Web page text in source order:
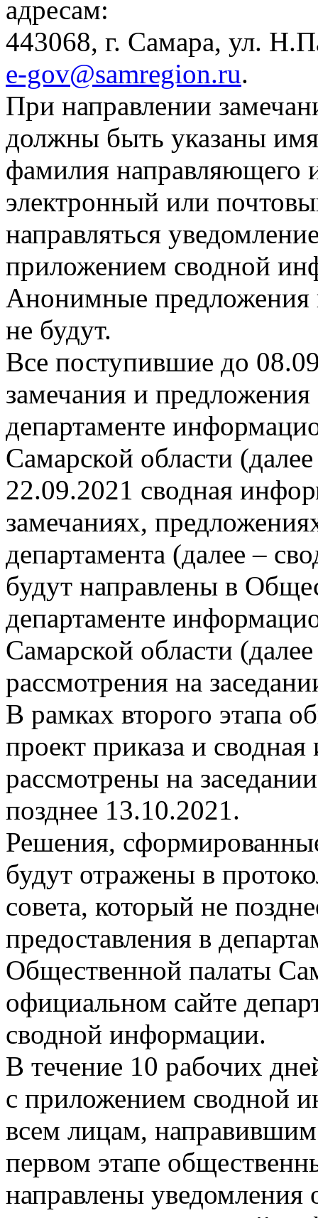
адресам:
443068, г. Самара, ул.
e-gov@samregion.ru.
При направлении
должны быть указаны
фамилия направляющего
электронный или
направляться
приложением сводной
Анонимные предложения
не будут.
Все поступившие до
замечания и
департаменте
Самарской области
22.09.2021 сводная
замечаниях,
департамента (далее –
будут направлены в
департаменте
Самарской области
рассмотрения на
В рамках второго этапа
проект приказа и
рассмотрены на
позднее 13.10.2021.
Решения,
будут отражены в
совета, который не
предоставления в
Общественной палаты
официальном сайте
сводной информации.
В течение 10 рабочих
с приложением сводной
всем лицам,
первом этапе
направлены уведомления